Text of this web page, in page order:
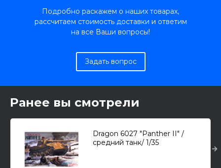
Подробно раскажем о наших товарах,
рассчитаем стоимость доставки и ответим
на все Ваши вопросы!
Задать вопрос
Ранее вы смотрели
Dragon 6027 "Panther II" /
средний танк/ 1/35